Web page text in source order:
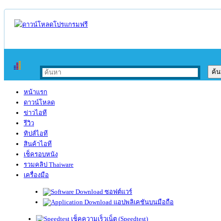
หน้าแรก
ดาวน์โหลด
ข่าวไอที
รีวิว
ทิปส์ไอที
สินค้าไอที
เช็ครอบหนัง
รวมคลิป Thaiware
เครื่องมือ
ซอฟต์แวร์
แอปพลิเคชันบนมือถือ
เช็คความเร็วเน็ต (Speedtest)